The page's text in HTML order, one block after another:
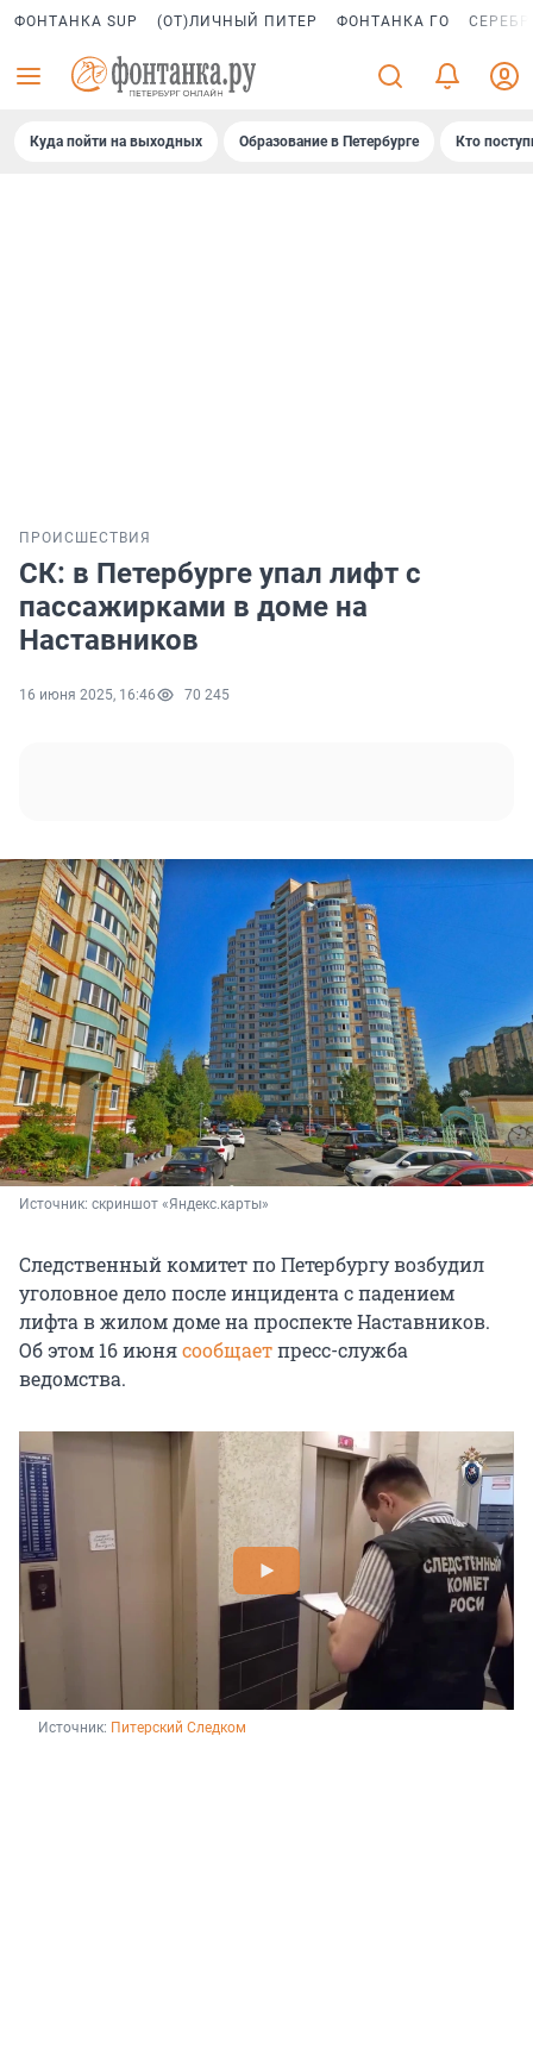
ФОНТАНКА SUP (ОТ)ЛИЧНЫЙ ПИТЕР ФОНТАНКА ГО
Куда пойти на выходных Образование в Петербурге Кто
ПРОИСШЕСТВИЯ
СК: в Петербурге упал лифт с
пассажирками в доме на
Наставников
16 июня 2025, 16:46 70 245
Источник: скриншот «Яндекс.карты»
Следственный комитет по Петербургу возбудил
уголовное дело после инцидента с падением
лифта в жилом доме на проспекте Наставников.
Об этом 16 июнясообщаетпресс-служба
ведомства.
Источник: Питерский Следком